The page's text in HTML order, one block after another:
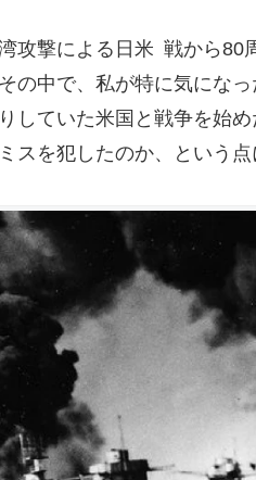
攻撃による日米 戦から
の中で、私が特に気にな
していた米国と戦争を始
スを犯したのか、という